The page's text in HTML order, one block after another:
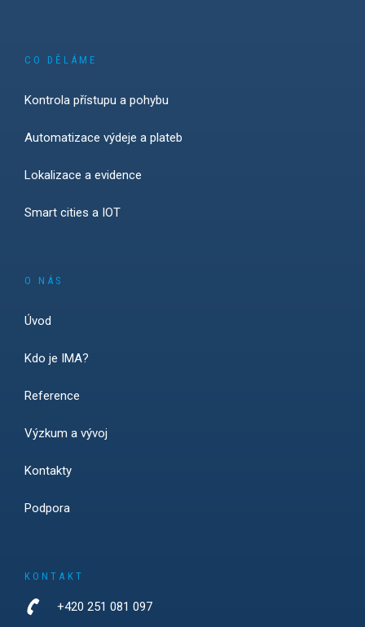
CO DĚLÁME
Kontrola přístupu a pohybu
Automatizace výdeje a plateb
Lokalizace a evidence
Smart cities a IOT
O NÁS
Úvod
Kdo je IMA?
Reference
Výzkum a vývoj
Kontakty
Podpora
KONTAKT
+420 251 081 097